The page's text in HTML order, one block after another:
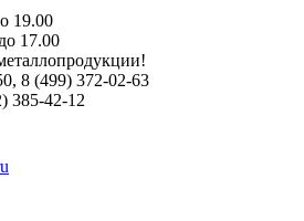
19.00
17.00
8 (499) 372-02-63
385-42-12